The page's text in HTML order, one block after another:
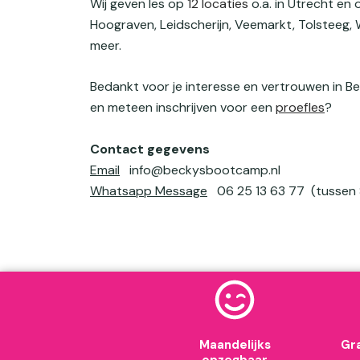
Wij geven les op 12 locaties o.a. in Utrecht en
Hoograven, Leidscherijn, Veemarkt, Tolsteeg,
meer.
Bedankt voor je interesse en vertrouwen in
en meteen inschrijven voor een proefles?
Contact gegevens
Email info@beckysbootcamp.nl
Whatsapp Message 06 25 13 63 77 (tussen
van onze 45
Maandelijks